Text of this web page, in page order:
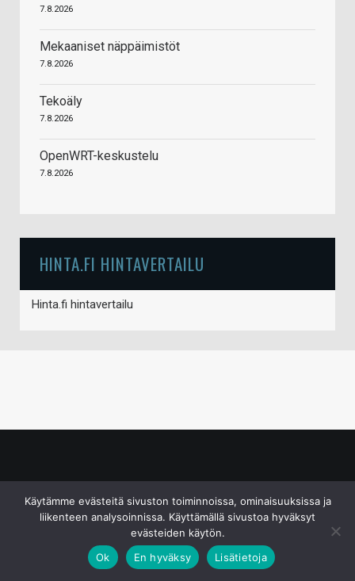
7.8.2026
Mekaaniset näppäimistöt
7.8.2026
Tekoäly
7.8.2026
OpenWRT-keskustelu
7.8.2026
HINTA.FI HINTAVERTAILU
Hinta.fi hintavertailu
Käytämme evästeitä sivuston toiminnoissa, ominaisuuksissa ja
liikenteen analysoinnissa. Käyttämällä sivustoa hyväksyt
evästeiden käytön.
Ok
En hyväksy Lisätietoja